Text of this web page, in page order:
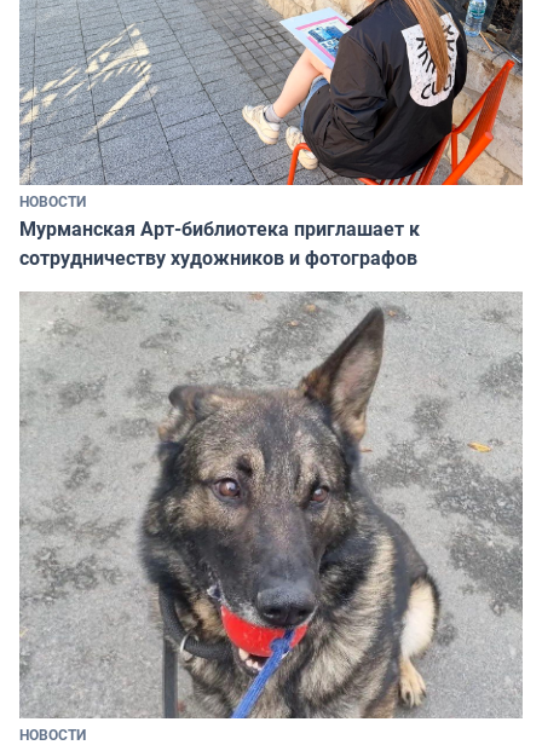
НОВОСТИ
Мурманская Арт-библиотека приглашает к
сотрудничеству художников и фотографов
НОВОСТИ